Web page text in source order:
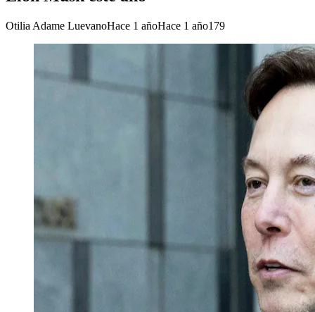
Otilia Adame LuevanoHace 1 añoHace 1 año179